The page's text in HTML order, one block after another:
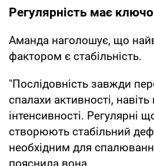
Регулярність має
Аманда наголошує, що
фактором є стабільність.
"Послідовність завжди
спалахи активності,
інтенсивності. Регулярні
створюють стабільний
необхідним для
пояснила вона.